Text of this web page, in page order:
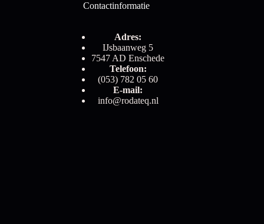
Contactinformatie
Adres:
IJsbaanweg 5
7547 AD Enschede
Telefoon:
(053) 782 05 60
E-mail:
info@rodateq.nl